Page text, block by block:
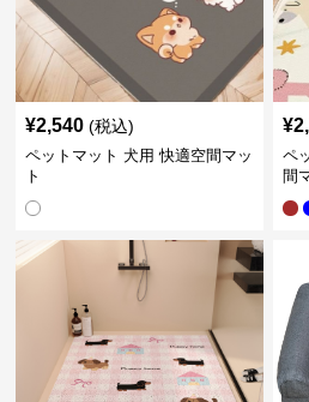
¥2,540 (税込)
ペットマット 犬用 快適空間マッ
ト
¥
ペ
間